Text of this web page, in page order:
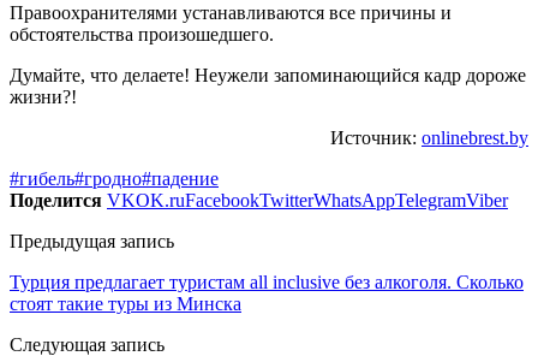
Правоохранителями устанавливаются все причины и
обстоятельства произошедшего.
Думайте, что делаете! Неужели запоминающийся кадр дороже
жизни?!
Источник: onlinebrest.by
#гибель#гродно#падение
Поделится VKOK.ruFacebookTwitterWhatsAppTelegramViber
Предыдущая запись
Турция предлагает туристам all inclusive без алкоголя. Сколько
стоят такие туры из Минска
Следующая запись